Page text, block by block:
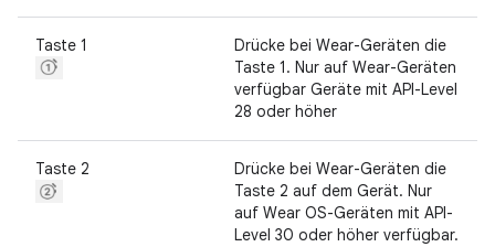
Taste 1
Drücke bei Wear-Geräten die
Taste 1. Nur auf Wear-Geräten
verfügbar Geräte mit API-Level
28 oder höher
Taste 2
Drücke bei Wear-Geräten die
Taste 2 auf dem Gerät. Nur
auf Wear OS-Geräten mit API-
Level 30 oder höher verfügbar.